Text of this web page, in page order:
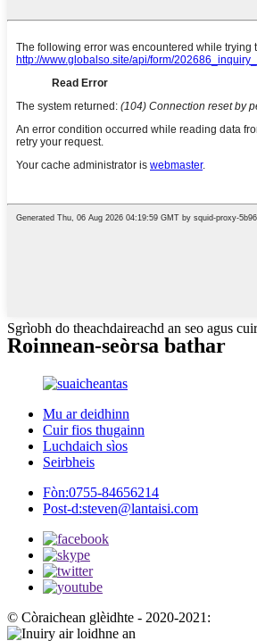
Sgrìobh do theachdaireachd an seo agus
Roinnean-seòrsa bathar
Mu ar deidhinn
Cuir fios thugainn
Luchdaich sìos
Seirbheis
Fòn:0755-84656214
Post-d:steven@lantaisi.com
© Còraichean glèidhte - 2020-2021: